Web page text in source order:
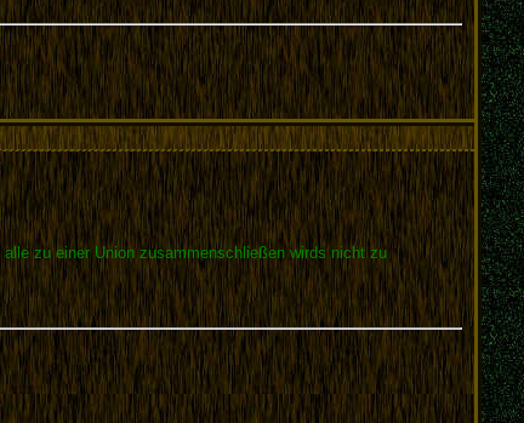
zu einer Union zusammenschließen wirds nicht zu